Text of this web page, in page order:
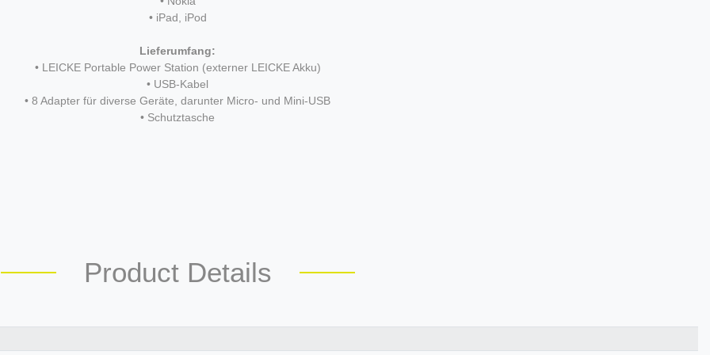
• iPad, iPod
Lieferumfang:
• LEICKE Portable Power Station (externer LEICKE Akku)
• USB-Kabel
• 8 Adapter für diverse Geräte, darunter Micro- und Mini-USB
• Schutztasche
Product Details